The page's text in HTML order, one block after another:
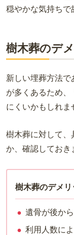
穏やかな気持ちで
樹木葬のデ
新しい埋葬方法
が多くあるため
にくいかもしれま
樹木葬に対して、
か、確認しておき
樹木葬のデメリ
遺骨が後か
利用人数に